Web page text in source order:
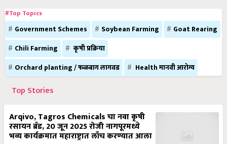
#Top Topics
Government Schemes Soybean Farming
Goat Rearing
Chili Farming
कृषी प्रक्रिया
Orchard planting / फळबाग लागवड
Health मानवी आरोग्य
Top Stories
Arqivo, Tagros Chemicals चा नवा कृषी
रसायन ब्रँड, 20 जून 2025 रोजी नागपूरमध्ये
भव्य कार्यक्रमात महाराष्ट्रात लाँच करण्यात आला